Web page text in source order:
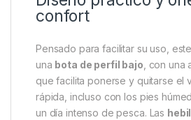
confort
Pensado para facilitar su uso,
una bota de perfil bajo , con
que facilita ponerse y quitarse el
rápida, incluso con los pies
un día intenso de pesca. Las